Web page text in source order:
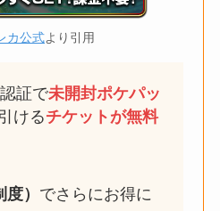
カ公式より引用
証で未開封ポケパッ
けるチケットが無料
） でさらにお得に